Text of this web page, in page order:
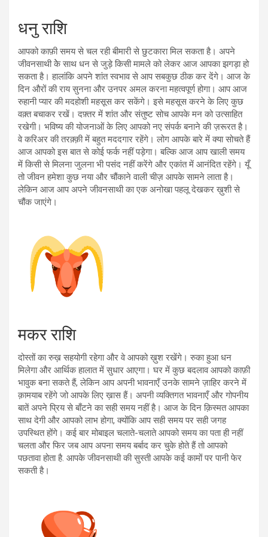
धनु राशि
आपको काफ़ी समय से चल रही बीमारी से छुटकारा मिल सकता है। अपने
जीवनसाथी केे साथ धन से जुड़े किसी मामले को लेकर आज आपका झगड़ा हो
सकता है। हालांकि अपने शांत स्वभाव से आप सबकुछ ठीक कर देंगे। आज के
दिन औरों की राय सुनना और उनपर अमल करना महत्वपूर्ण होगा। आप आज
रुहानी प्यार की मदहोशी महसूस कर सकेंगे। इसे महसूस करने के लिए कुछ
वक़्त बचाकर रखें। दफ़्तर में शांत और संतुष्ट सोच आपके मन को उत्साहित
रखेगी। भविष्य की योजनाओं के लिए आपको नए संपर्क बनाने की ज़रूरत है।
वे करिअर की तरक़्क़ी में बहुत मददगार रहेंगे। लोग आपके बारे में क्या सोचते हैं
आज आपको इस बात से कोई फर्क नहीं पड़ेगा। बल्कि आज आप खाली समय
में किसी से मिलना जुलना भी पसंद नहीं करेंगे और एकांत में आनंदित रहेंगे। यूँ
तो जीवन हमेशा कुछ नया और चौंकाने वाली चीज़ आपके सामने लाता है।
लेकिन आज आप अपने जीवनसाथी का एक अनोखा पहलू देखकर ख़ुशी से
चौंक जाएंगे।
मकर राशि
दोस्तों का रुख़ सहयोगी रहेगा और वे आपको ख़ुश रखेंगे। रुका हुआ धन
मिलेगा और आर्थिक हालात में सुधार आएगा। घर में कुछ बदलाव आपको काफ़ी
भावुक बना सकते हैं, लेकिन आप अपनी भावनाएँ उनके सामने ज़ाहिर करने में
क़ामयाब रहेंगे जो आपके लिए ख़ास हैं। अपनी व्यक्तिगत भावनाएँ और गोपनीय
बातें अपने प्रिय से बाँटने का सही समय नहीं है। आज के दिन क़िस्मत आपका
साथ देगी और आपको लाभ होगा, क्योंकि आप सही समय पर सही जगह
उपस्थित होंगे। कई बार मोबाइल चलाते-चलाते आपको समय का पता ही नहीं
चलता और फिर जब आप अपना समय बर्बाद कर चुके होते हैं तो आपको
पछतावा होता है. आपके जीवनसाथी की सुस्ती आपके कई कामों पर पानी फेर
सकती है।